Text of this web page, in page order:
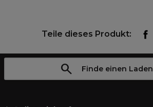
Teile dieses Produkt:
Finde einen Laden